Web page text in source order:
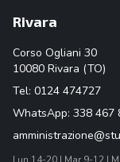
Rivara
Corso Ogliani 30
10080 Rivara (TO)
Tel: 0124 474727
WhatsApp: 338 467